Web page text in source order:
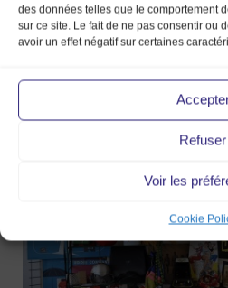
des données telles que le comportement
sur ce site. Le fait de ne pas consentir ou
avoir un effet négatif sur certaines
Refuser
Voir les
Cookie
oliviergaillard-déco